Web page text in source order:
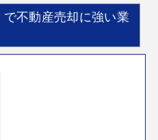
不動産売却に強い業